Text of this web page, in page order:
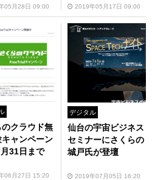
05月28日 09:00 2019年05月17日 09:00
のクラウド無
ャンペーン
31日まで
06月27日 15:20
デジタル
仙台の宇宙ビジネス
セミナーにさくらの
城戸氏が登壇
2019年07月05日 16:20